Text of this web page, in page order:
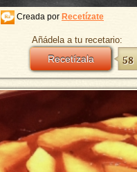
Creada por Recetízate
Añádela a tu recetario:
Recetízala 58